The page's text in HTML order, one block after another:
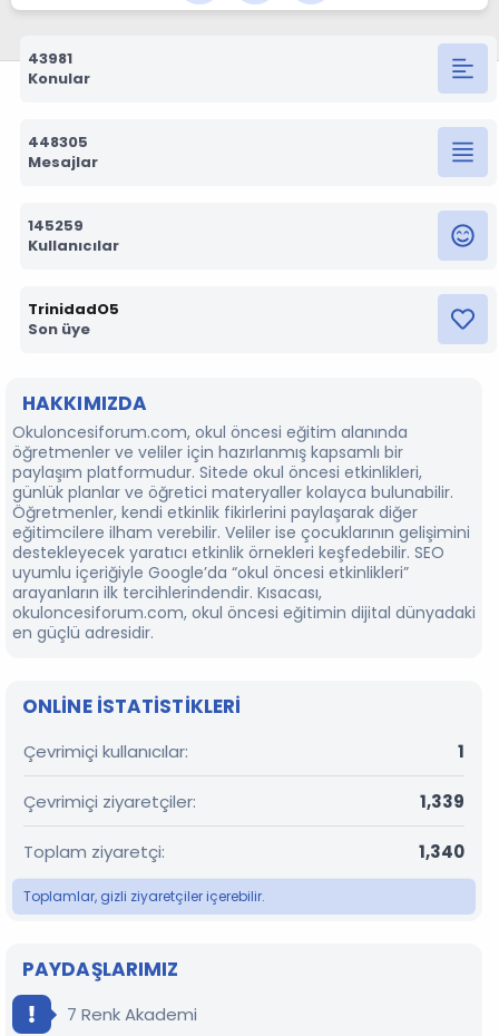
43981
Konular
448305
Mesajlar
145259
Kullanıcılar
TrinidadO5
Son üye
HAKKIMIZDA
Okuloncesiforum.com, okul öncesi eğitim alanında
öğretmenler ve veliler için hazırlanmış kapsamlı bir
paylaşım platformudur. Sitede okul öncesi etkinlikleri,
günlük planlar ve öğretici materyaller kolayca bulunabilir.
Öğretmenler, kendi etkinlik fikirlerini paylaşarak diğer
eğitimcilere ilham verebilir. Veliler ise çocuklarının gelişimini
destekleyecek yaratıcı etkinlik örnekleri keşfedebilir. SEO
uyumlu içeriğiyle Google’da “okul öncesi etkinlikleri”
arayanların ilk tercihlerindendir. Kısacası,
okuloncesiforum.com, okul öncesi eğitimin dijital dünyadaki
en güçlü adresidir.
ONLINE ISTATISTIKLERI
Çevrimiçi kullanıcılar 1
Çevrimiçi ziyaretçiler 1,339
Toplam ziyaretçi 1,340
Toplamlar, gizli ziyaretçiler içerebilir.
PAYDAŞLARIMIZ
7 Renk Akademi